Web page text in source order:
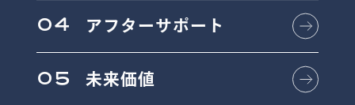
04 アフターサポート
05 未来価値